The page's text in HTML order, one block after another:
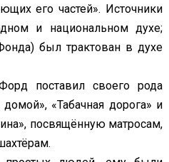
его частей». Источники
и национальном духе;
был трактован в духе
поставил своего рода
«Табачная дорога» и
посвящённую матросам,